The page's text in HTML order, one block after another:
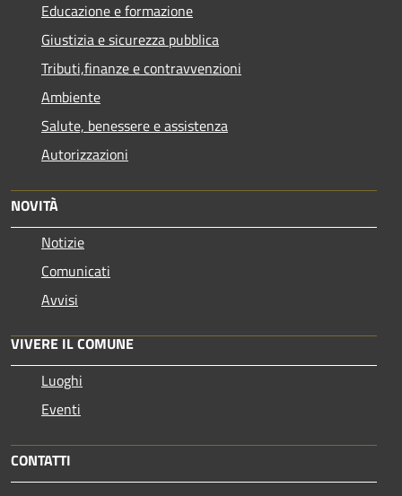
Educazione e formazione
Giustizia e sicurezza pubblica
Tributi,finanze e contravvenzioni
Ambiente
Salute, benessere e assistenza
Autorizzazioni
NOVITÀ
Notizie
Comunicati
Avvisi
VIVERE IL COMUNE
Luoghi
Eventi
CONTATTI